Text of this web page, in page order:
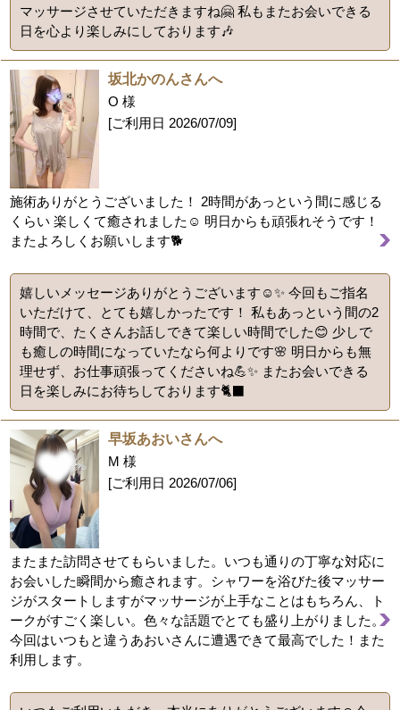
マッサージさせていただきますね🤗 私もまたお会いできる
日を心より楽しみにしております🎶
坂北かのんさんへ
O 様
[ご利用日 2026/07/09]
施術ありがとうございました！ 2時間があっという間に感じる
くらい 楽しくて癒されました☺️ 明日からも頑張れそうです！
またよろしくお願いします🐕
嬉しいメッセージありがとうございます☺️✨ 今回もご指名
いただけて、とても嬉しかったです！ 私もあっという間の2
時間で、たくさんお話しできて楽しい時間でした😊 少しで
も癒しの時間になっていたなら何よりです🌸 明日からも無
理せず、お仕事頑張ってくださいね💪✨ またお会いできる
日を楽しみにお待ちしております🐈‍⬛
早坂あおいさんへ
M 様
[ご利用日 2026/07/06]
またまた訪問させてもらいました。いつも通りの丁寧な対応に
お会いした瞬間から癒されます。シャワーを浴びた後マッサー
ジがスタートしますがマッサージが上手なことはもちろん、ト
ークがすごく楽しい。色々な話題でとても盛り上がりました。
今回はいつもと違うあおいさんに遭遇できて最高でした！また
利用します。